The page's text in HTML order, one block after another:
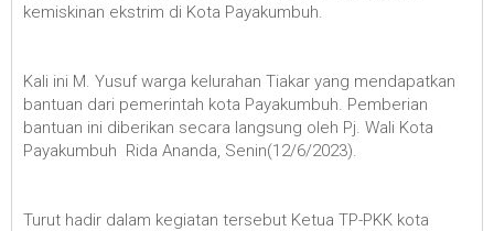
kemiskinan ekstrim di Kota Payakumbuh.
Kali ini M. Yusuf warga kelurahan Tiakar yang mendapatkan
bantuan dari pemerintah kota Payakumbuh. Pemberian
bantuan ini diberikan secara langsung oleh Pj. Wali Kota
Payakumbuh Rida Ananda, Senin(12/6/2023).
Turut hadir dalam kegiatan tersebut Ketua TP-PKK kota